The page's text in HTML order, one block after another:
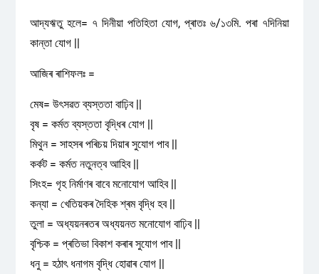
আদ্যঋতু হলে= ৭ দিনীয়া পতিহিতা যোগ, প্ৰাতঃ ৬/১৩মি. পৰা ৭দিনিয়া
কান্তা যোগ ||
আজিৰ ৰাশিফলঃ =
মেষ= উৎসৱত ব্যস্ততা বাঢ়িব ||
বৃষ = কৰ্মত ব্যস্ততা বৃদ্ধিৰ যোগ ||
মিথুন = সাহসৰ পৰিচয় দিয়াৰ সুযোগ পাব ||
কৰ্কট = কৰ্মত নতুনত্ব আহিব ||
সিংহ= গৃহ নিৰ্মাণৰ বাবে মনোযোগ আহিব ||
কন্যা = খেতিয়কৰ দৈহিক শ্ৰম বৃদ্ধি হব ||
তুলা = অধ্যয়নৰতৰ অধ্যয়নত মনোযোগ বাঢ়িব ||
বৃশ্চিক = প্ৰতিভা বিকাশ কৰাৰ সুযোগ পাব ||
ধনু = হঠাৎ ধনাগম বৃদ্ধি হোৱাৰ যোগ ||